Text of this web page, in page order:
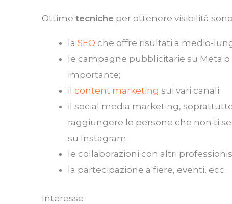
Ottime tecniche per ottenere visibilità
la SEO che offre risultati a medio-
le campagne pubblicitarie su Meta
importante;
il content marketing sui vari canali;
il social media marketing,
raggiungere le persone che non ti
su Instagram;
le collaborazioni con altri
la partecipazione a fiere, eventi, ecc.
Interesse